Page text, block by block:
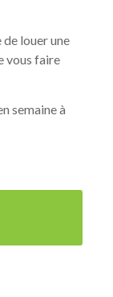
louer une
vous faire
semaine à